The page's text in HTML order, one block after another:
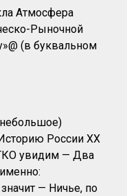
Атмосфера
Рыночной
(в буквальном
России XX
увидим — Два
— Ничье, по